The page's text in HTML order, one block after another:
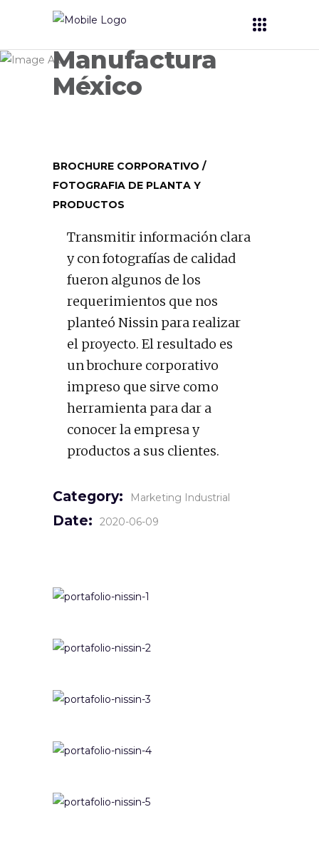
Nissin
Manufactura
México
BROCHURE CORPORATIVO /
FOTOGRAFIA DE PLANTA Y
PRODUCTOS
Transmitir información clara
y con fotografías de calidad
fueron algunos de los
requerimientos que nos
planteó Nissin para realizar
el proyecto. El resultado es
un brochure corporativo
impreso que sirve como
herramienta para dar a
conocer la empresa y
productos a sus clientes.
Category: Marketing Industrial
Date: 2020-06-09